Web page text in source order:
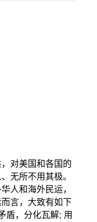
对美国和各国的
无所不用其极。
人和海外民运，
言，大致有如下
盾，分化瓦解; 用